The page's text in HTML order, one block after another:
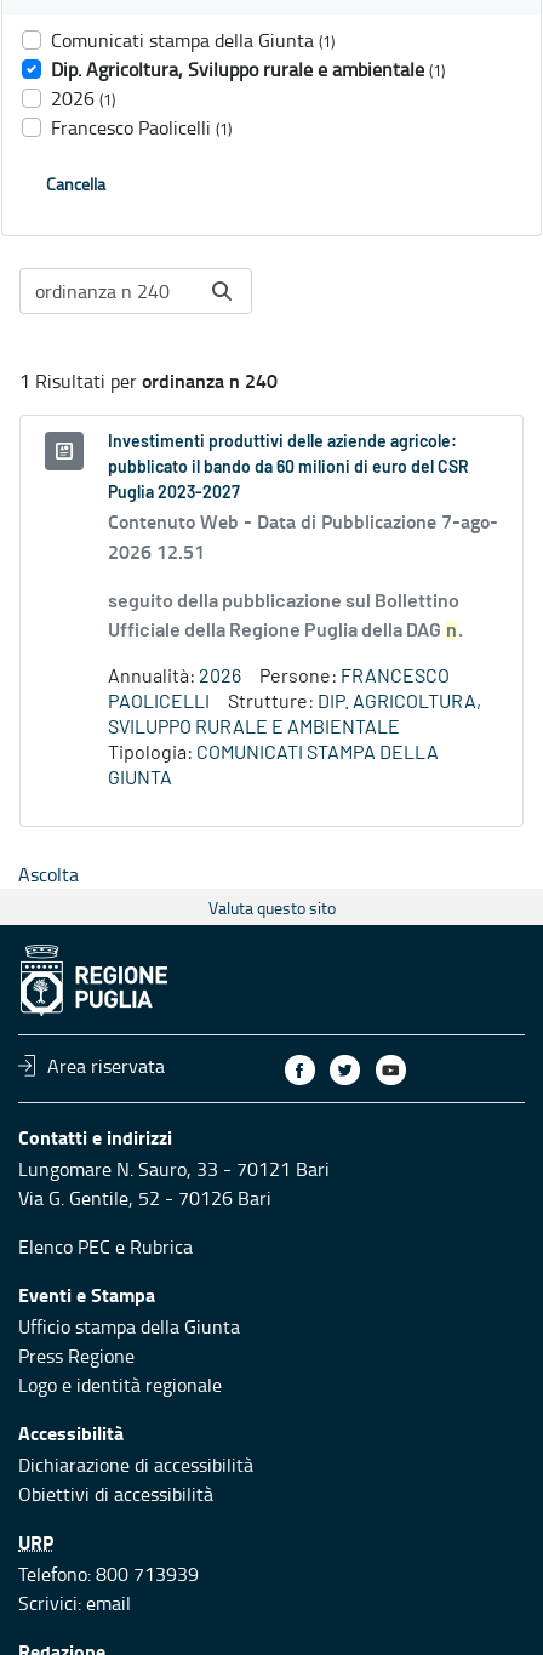
Comunicati stampa della Giunta (1)
Dip. Agricoltura, Sviluppo rurale e ambientale (1)
2026 (1)
Francesco Paolicelli (1)
Cancella
1 Risultati perordinanza n 240
Investimenti produttivi delle aziende agricole:
pubblicato il bando da 60 milioni di euro del CSR
Puglia 2023-2027
Contenuto Web - Data di Pubblicazione 7-ago-
2026 12.51
seguito della pubblicazione sul Bollettino
Ufficiale della Regione Puglia della DAG n.
Annualità: 2026 Persone: FRANCESCO
PAOLICELLI
Strutture: DIP. AGRICOLTURA,
SVILUPPO RURALE E AMBIENTALE
Tipologia: COMUNICATI STAMPA DELLA
GIUNTA
Ascolta
Valuta questo sito
Area riservata
Contatti e indirizzi
Lungomare N. Sauro, 33 - 70121 Bari
Via G. Gentile, 52 - 70126 Bari
Elenco PEC e Rubrica
Eventi e Stampa
Ufficio stampa della Giunta
Press Regione
Logo e identità regionale
Accessibilità
Dichiarazione di accessibilità
Obiettivi di accessibilità
URP
Telefono: 800 713939
Scrivici:email